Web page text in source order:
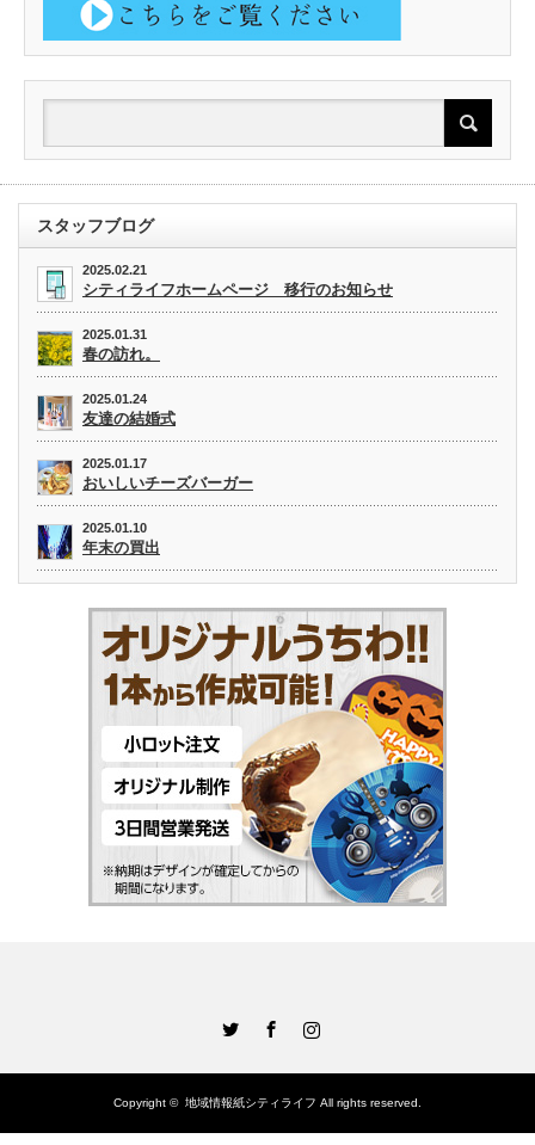
スタッフブログ
2025.02.21
シティライフホームページ 移行のお知らせ
2025.01.31
春の訪れ。
2025.01.24
友達の結婚式
2025.01.17
おいしいチーズバーガー
2025.01.10
年末の買出
Copyright © 地域情報紙シティライフ All rights reserved.